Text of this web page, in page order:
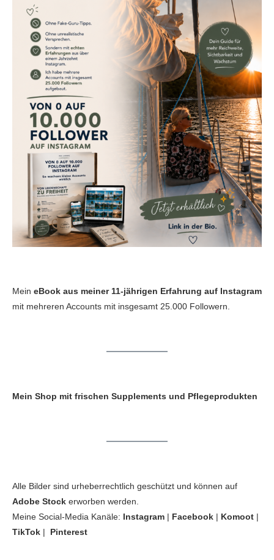
Mein eBook aus meiner 11-jährigen Erfahrung auf Instagram
mit mehreren Accounts mit insgesamt 25.000 Followern.
Mein Shop mit frischen Supplements und Pflegeprodukten
Alle Bilder sind urheberrechtlich geschützt und können auf
Adobe Stock erworben werden.
Meine Social-Media Kanäle: Instagram | Facebook | Komoot |
TikTok | Pinterest